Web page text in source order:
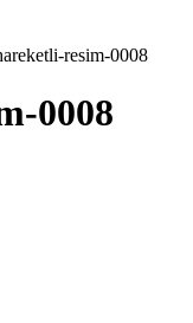
resim-0008
0008